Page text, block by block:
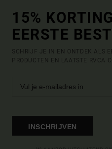
15%
EERSTE
SCHRIJF JE IN EN ONTDEK ALS
PRODUCTEN EN LAATSTE RVCA
INSCHRIJVEN